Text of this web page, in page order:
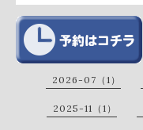
2026-07（1）
2025-11（1）